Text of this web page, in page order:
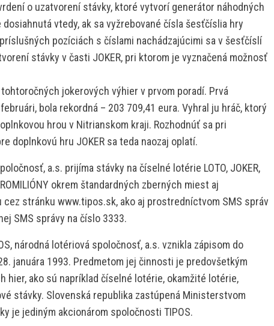
o uzatvorení stávky, ktoré vytvorí generátor náhodných
dosiahnutá vtedy, ak sa vyžrebované čísla šesťčíslia hry
pozíciách s číslami nachádzajúcimi sa v šesťčíslí
stávky v časti JOKER, pri ktorom je vyznačená možnosť
jokerových výhier v prvom poradí. Prvá
bola rekordná – 203 709,41 eura. Vyhral ju hráč, ktorý
hrou v Nitrianskom kraji. Rozhodnúť sa pri
doplnkovú hru JOKER sa teda naozaj oplatí.
a.s. prijíma stávky na číselné lotérie LOTO, JOKER,
okrem štandardných zberných miest aj
stránku www.tipos.sk, ako aj prostredníctvom SMS správ
SMS správy na číslo 3333.
národná lotériová spoločnosť, a.s. vznikla zápisom do
januára 1993. Predmetom jej činnosti je predovšetkým
hier, ako sú napríklad číselné lotérie, okamžité lotérie,
stávky. Slovenská republika zastúpená Ministerstvom
je jediným akcionárom spoločnosti TIPOS.